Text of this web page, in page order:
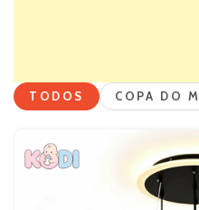
TODOS COPA DO